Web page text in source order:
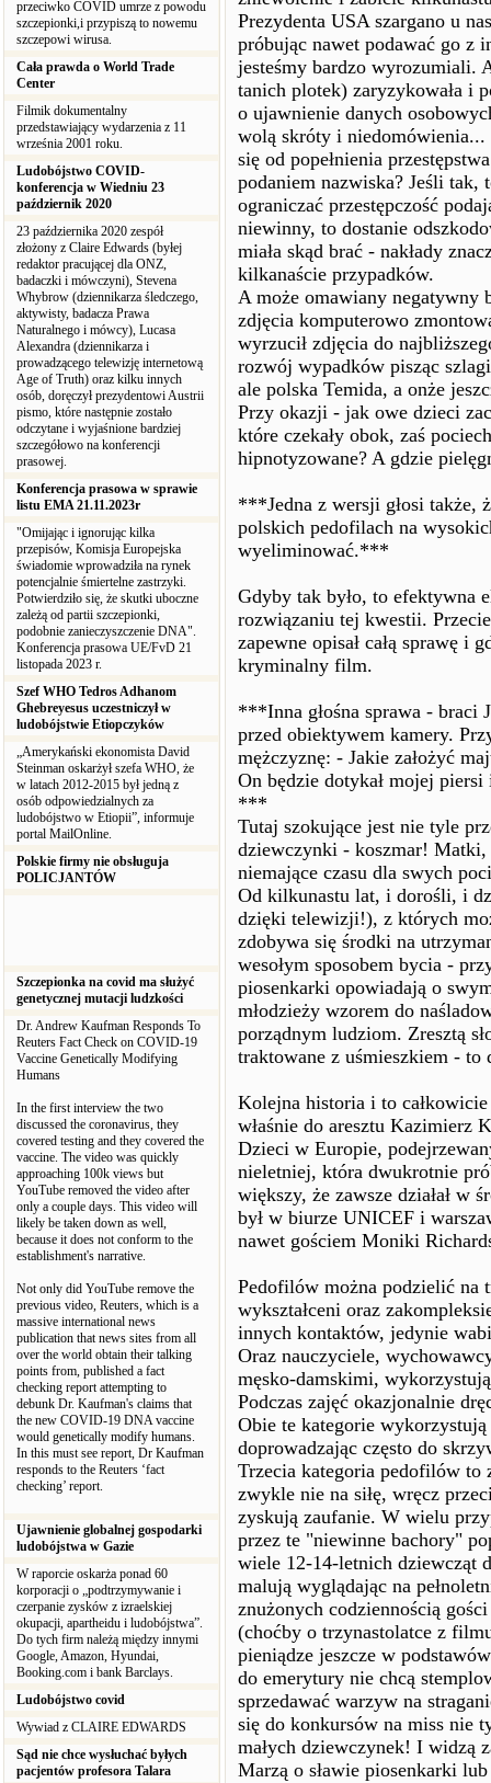
przeciwko COVID umrze z powodu
szczepionki,i przypiszą to nowemu
szczepowi wirusa.
Cała prawda o World Trade
Center
Filmik dokumentalny
przedstawiający wydarzenia z 11
września 2001 roku.
Ludobójstwo COVID-
konferencja w Wiedniu 23
październik 2020
23 października 2020 zespół
złożony z Claire Edwards (byłej
redaktor pracującej dla ONZ,
badaczki i mówczyni), Stevena
Whybrow (dziennikarza śledczego,
aktywisty, badacza Prawa
Naturalnego i mówcy), Lucasa
Alexandra (dziennikarza i
prowadzącego telewizję internetową
Age of Truth) oraz kilku innych
osób, doręczył prezydentowi Austrii
pismo, które następnie zostało
odczytane i wyjaśnione bardziej
szczegółowo na konferencji
prasowej.
Konferencja prasowa w sprawie
listu EMA 21.11.2023r
"Omijając i ignorując kilka
przepisów, Komisja Europejska
świadomie wprowadziła na rynek
potencjalnie śmiertelne zastrzyki.
Potwierdziło się, że skutki uboczne
zależą od partii szczepionki,
podobnie zanieczyszczenie DNA".
Konferencja prasowa UE/FvD 21
listopada 2023 r.
Szef WHO Tedros Adhanom
Ghebreyesus uczestniczył w
ludobójstwie Etiopczyków
„Amerykański ekonomista David
Steinman oskarżył szefa WHO, że
w latach 2012-2015 był jedną z
osób odpowiedzialnych za
ludobójstwo w Etiopii”, informuje
portal MailOnline.
Polskie firmy nie obsługuja
POLICJANTÓW
Szczepionka na covid ma służyć
genetycznej mutacji ludzkości
Dr. Andrew Kaufman Responds To
Reuters Fact Check on COVID-19
Vaccine Genetically Modifying
Humans
In the first interview the two
discussed the coronavirus, they
covered testing and they covered the
vaccine. The video was quickly
approaching 100k views but
YouTube removed the video after
only a couple days. This video will
likely be taken down as well,
because it does not conform to the
establishment's narrative.
Not only did YouTube remove the
previous video, Reuters, which is a
massive international news
publication that news sites from all
over the world obtain their talking
points from, published a fact
checking report attempting to
debunk Dr. Kaufman's claims that
the new COVID-19 DNA vaccine
would genetically modify humans.
In this must see report, Dr Kaufman
responds to the Reuters ‘fact
checking’ report.
Ujawnienie globalnej gospodarki
ludobójstwa w Gazie
W raporcie oskarża ponad 60
korporacji o „podtrzymywanie i
czerpanie zysków z izraelskiej
okupacji, apartheidu i ludobójstwa”.
Do tych firm należą między innymi
Google, Amazon, Hyundai,
Booking.com i bank Barclays.
Ludobójstwo covid
Wywiad z CLAIRE EDWARDS
Sąd nie chce wysłuchać byłych
pacjentów profesora Talara
Prezydenta USA szargano u
próbując nawet podawać go z
jesteśmy bardzo wyrozumiali.
tanich plotek) zaryzykowała i
o ujawnienie danych
wolą skróty i
się od popełnienia
podaniem nazwiska? Jeśli tak,
ograniczać przestępczość
niewinny, to dostanie
miała skąd brać - nakłady
kilkanaście przypadków.
A może omawiany negatywny
zdjęcia komputerowo
wyrzucił zdjęcia do
rozwój wypadków pisząc
ale polska Temida, a onże
Przy okazji - jak owe dzieci
które czekały obok, zaś
hipnotyzowane? A gdzie
***Jedna z wersji głosi także,
polskich pedofilach na
wyeliminować.***
Gdyby tak było, to efektywna
rozwiązaniu tej kwestii.
zapewne opisał całą sprawę i
kryminalny film.
***Inna głośna sprawa - braci
przed obiektywem kamery.
mężczyznę: - Jakie założyć
On będzie dotykał mojej
***
Tutaj szokujące jest nie tyle
dziewczynki - koszmar! Matki,
niemające czasu dla swych
Od kilkunastu lat, i dorośli, i
dzięki telewizji!), z których
zdobywa się środki na
wesołym sposobem bycia -
piosenkarki opowiadają o
młodzieży wzorem do
porządnym ludziom. Zresztą
traktowane z uśmieszkiem -
Kolejna historia i to
właśnie do aresztu Kazimierz
Dzieci w Europie,
nieletniej, która dwukrotnie
większy, że zawsze działał w
był w biurze UNICEF i
nawet gościem Moniki
Pedofilów można podzielić na
wykształceni oraz
innych kontaktów, jedynie
Oraz nauczyciele,
męsko-damskimi,
Podczas zajęć okazjonalnie
Obie te kategorie
doprowadzając często do
Trzecia kategoria pedofilów to
zwykle nie na siłę, wręcz
zyskują zaufanie. W wielu
przez te "niewinne bachory"
wiele 12-14-letnich dziewcząt
malują wyglądając na
znużonych codziennością
(choćby o trzynastolatce z
pieniądze jeszcze w
do emerytury nie chcą
sprzedawać warzyw na
się do konkursów na miss nie
małych dziewczynek! I widzą
Marzą o sławie piosenkarki